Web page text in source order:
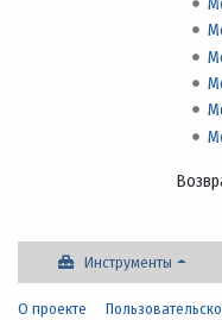
Инструменты
О проекте